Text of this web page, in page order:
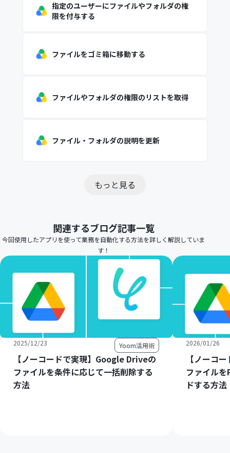
指定のユーザーにファイルやフォルダの権
限を付与する
ファイルをゴミ箱に移動する
ファイルやフォルダの権限のリストを取得
ファイル・フォルダの説明を更新
もっと見る
関連するブログ記事一覧
今回使用したアプリを使って業務を自動化する方法を詳しく解説していま
す！
2025/12/23 Yoom活用術
【ノーコードで実現】Google Driveの
ファイルを条件に応じて一括削除する
方法
2026/01/26
【ノーコ
ファイル
ドする方法